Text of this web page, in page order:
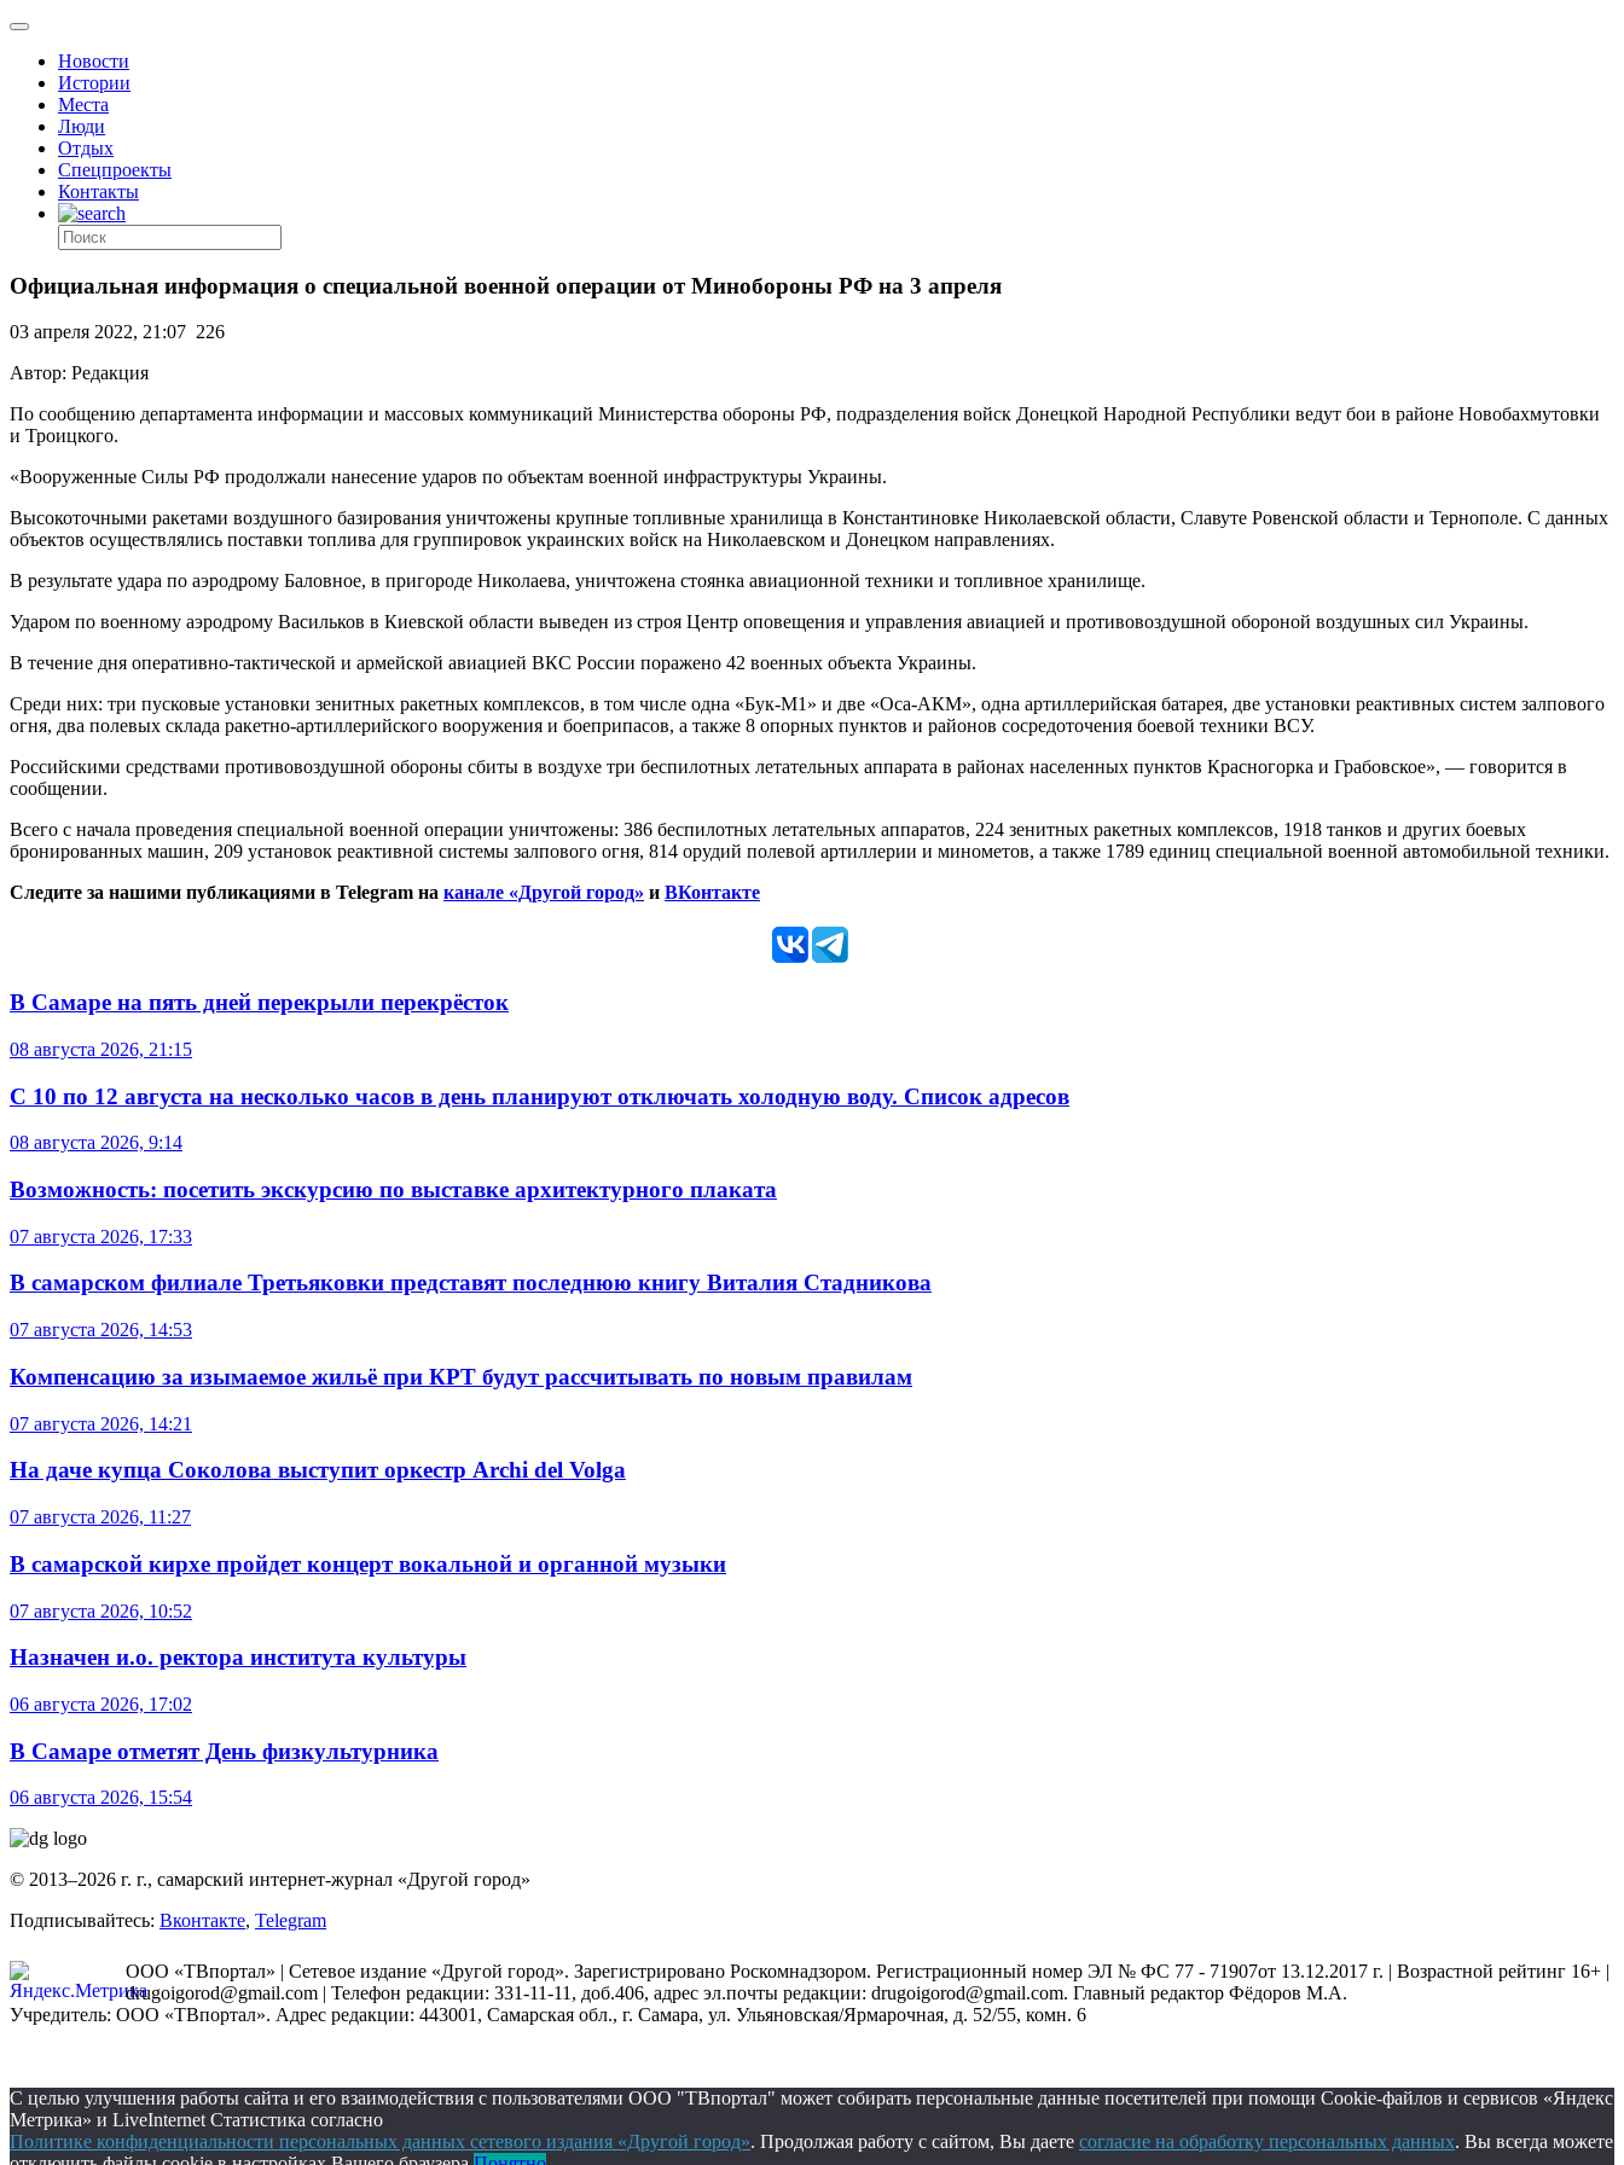
Новости
Истории
Места
Люди
Отдых
Спецпроекты
Контакты
Официальная информация о специальной военной операции от Минобороны РФ на 3 апреля
03 апреля 2022, 21:07 226
Автор: Редакция
По сообщению департамента информации и массовых коммуникаций Министерства обороны РФ, подразделения войск Донецкой Народной Республики ведут бои в районе Новобахмутовки
и Троицкого.
«Вооруженные Силы РФ продолжали нанесение ударов по объектам военной инфраструктуры Украины.
Высокоточными ракетами воздушного базирования уничтожены крупные топливные хранилища в Константиновке Николаевской области, Славуте Ровенской области и Тернополе. С данных
объектов осуществлялись поставки топлива для группировок украинских войск на Николаевском и Донецком направлениях.
В результате удара по аэродрому Баловное, в пригороде Николаева, уничтожена стоянка авиационной техники и топливное хранилище.
Ударом по военному аэродрому Васильков в Киевской области выведен из строя Центр оповещения и управления авиацией и противовоздушной обороной воздушных сил Украины.
В течение дня оперативно-тактической и армейской авиацией ВКС России поражено 42 военных объекта Украины.
Среди них: три пусковые установки зенитных ракетных комплексов, в том числе одна «Бук-М1» и две «Оса-АКМ», одна артиллерийская батарея, две установки реактивных систем залпового
огня, два полевых склада ракетно-артиллерийского вооружения и боеприпасов, а также 8 опорных пунктов и районов сосредоточения боевой техники ВСУ.
Российскими средствами противовоздушной обороны сбиты в воздухе три беспилотных летательных аппарата в районах населенных пунктов Красногорка и Грабовское», — говорится в
сообщении.
Всего с начала проведения специальной военной операции уничтожены: 386 беспилотных летательных аппаратов, 224 зенитных ракетных комплексов, 1918 танков и других боевых
бронированных машин, 209 установок реактивной системы залпового огня, 814 орудий полевой артиллерии и минометов, а также 1789 единиц специальной военной автомобильной техники.
Следите за нашими публикациями в Telegram на канале «Другой город» и ВКонтакте
В Самаре на пять дней перекрыли перекрёсток
08 августа 2026, 21:15
С 10 по 12 августа на несколько часов в день планируют отключать холодную воду. Список адресов
08 августа 2026, 9:14
Возможность: посетить экскурсию по выставке архитектурного плаката
07 августа 2026, 17:33
В самарском филиале Третьяковки представят последнюю книгу Виталия Стадникова
07 августа 2026, 14:53
Компенсацию за изымаемое жильё при КРТ будут рассчитывать по новым правилам
07 августа 2026, 14:21
На даче купца Соколова выступит оркестр Archi del Volga
07 августа 2026, 11:27
В самарской кирхе пройдет концерт вокальной и органной музыки
07 августа 2026, 10:52
Назначен и.о. ректора института культуры
06 августа 2026, 17:02
В Самаре отметят День физкультурника
06 августа 2026, 15:54
© 2013–2026 г. г., самарский интернет-журнал «Другой город»
Подписывайтесь: Вконтакте, Telegram
ООО «ТВпортал» | Сетевое издание «Другой город». Зарегистрировано Роскомнадзором. Регистрационный номер ЭЛ № ФС 77 - 71907от 13.12.2017 г. | Возрастной рейтинг 16+ |
drugoigorod@gmail.com | Телефон редакции: 331-11-11, доб.406, адрес эл.почты редакции: drugoigorod@gmail.com. Главный редактор Фёдоров М.А.
Учредитель: ООО «ТВпортал». Адрес редакции: 443001, Самарская обл., г. Самара, ул. Ульяновская/Ярмарочная, д. 52/55, комн. 6
С целью улучшения работы сайта и его взаимодействия с пользователями ООО "ТВпортал" может собирать персональные данные посетителей при помощи Cookie-файлов и сервисов «Яндекс
Метрика» и LiveInternet Статистика согласно
Политике конфиденциальности персональных данных сетевого издания «Другой город». Продолжая работу с сайтом, Вы даете согласие на обработку персональных данных. Вы всегда можете